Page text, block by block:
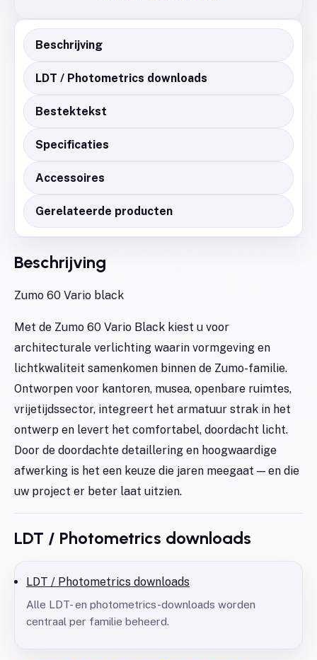
Beschrijving
LDT / Photometrics downloads
Bestektekst
Specificaties
Accessoires
Gerelateerde producten
Beschrijving
Zumo 60 Vario black
Met de Zumo 60 Vario Black kiest u voor
architecturale verlichting waarin vormgeving en
lichtkwaliteit samenkomen binnen de Zumo-familie.
Ontworpen voor kantoren, musea, openbare ruimtes,
vrijetijdssector, integreert het armatuur strak in het
ontwerp en levert het comfortabel, doordacht licht.
Door de doordachte detaillering en hoogwaardige
afwerking is het een keuze die jaren meegaat — en die
uw project er beter laat uitzien.
LDT / Photometrics downloads
LDT / Photometrics downloads
Alle LDT- en photometrics-downloads worden
centraal per familie beheerd.